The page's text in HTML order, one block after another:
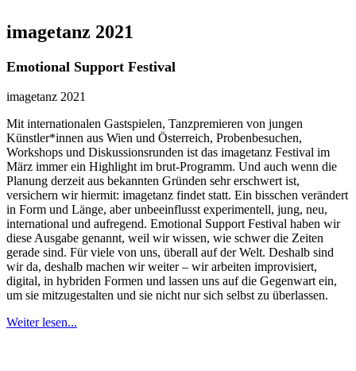
imagetanz 2021
Emotional Support Festival
imagetanz 2021
Mit internationalen Gastspielen, Tanzpremieren von jungen
Künstler*innen aus Wien und Österreich, Probenbesuchen,
Workshops und Diskussionsrunden ist das imagetanz Festival im
März immer ein Highlight im brut-Programm. Und auch wenn die
Planung derzeit aus bekannten Gründen sehr erschwert ist,
versichern wir hiermit: imagetanz findet statt. Ein bisschen verändert
in Form und Länge, aber unbeeinflusst experimentell, jung, neu,
international und aufregend. Emotional Support Festival haben wir
diese Ausgabe genannt, weil wir wissen, wie schwer die Zeiten
gerade sind. Für viele von uns, überall auf der Welt. Deshalb sind
wir da, deshalb machen wir weiter – wir arbeiten improvisiert,
digital, in hybriden Formen und lassen uns auf die Gegenwart ein,
um sie mitzugestalten und sie nicht nur sich selbst zu überlassen.
Weiter lesen...